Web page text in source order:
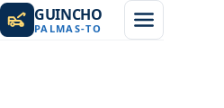
GUINCHO
PALMAS-TO